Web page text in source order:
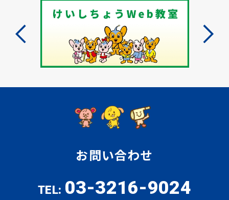
お問い合わせ
TEL: 03-3216-9024